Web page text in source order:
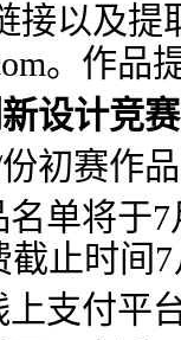
接以及提
。作品
设计竞
初赛作
名单将于7
截止时间 7
支付平